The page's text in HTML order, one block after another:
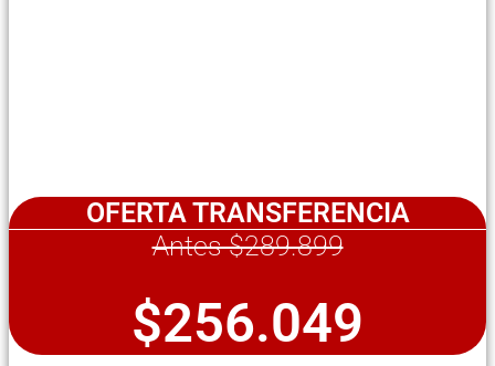
OFERTA TRANSFERENCIA
Antes $289.899
$256.049